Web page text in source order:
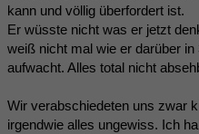
kann und völlig überfordert ist.
Er wüsste nicht was er jetzt
weiß nicht mal wie er darüber
aufwacht. Alles total nicht
Wir verabschiedeten uns zwar
irgendwie alles ungewiss. Ich